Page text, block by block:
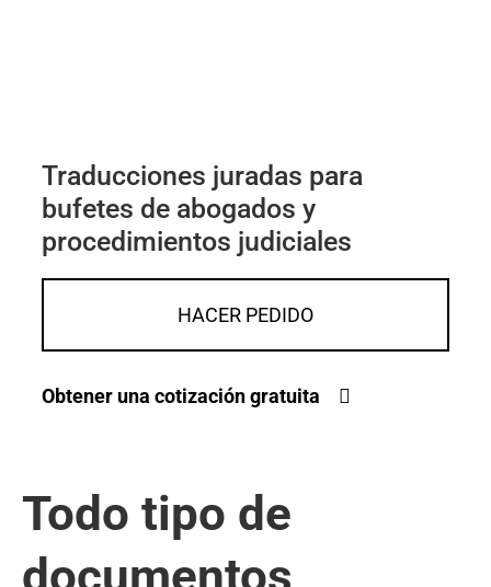
Traducciones juradas para
bufetes de abogados y
procedimientos judiciales
HACER PEDIDO
Obtener una cotización gratuita
Todo tipo de